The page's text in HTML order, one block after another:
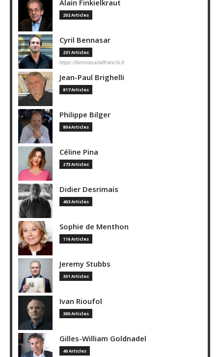
Alain Finkielkraut
202 Articles
Cyril Bennasar
231 Articles
https://bennasarlaffranchi.fr
Jean-Paul Brighelli
817 Articles
Philippe Bilger
804 Articles
Céline Pina
273 Articles
Didier Desrimais
403 Articles
Sophie de Menthon
116 Articles
Jeremy Stubbs
351 Articles
Ivan Rioufol
300 Articles
Gilles-William Goldnadel
40 Articles